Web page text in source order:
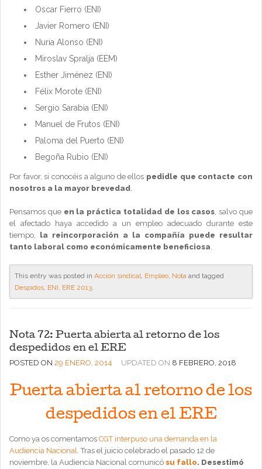
Oscar Fierro (ENI)
Javier Romero (ENI)
Nuria Alonso (ENI)
Miroslav Spralja (EEM)
Esther Jiménez (ENI)
Félix Morote (ENI)
Sergio Sarabia (ENI)
Manuel de Frutos (ENI)
Paloma del Puerto (ENI)
Begoña Rubio (ENI)
Por favor, si conocéis a alguno de ellos pedidle que contacte con
nosotros a la mayor brevedad.
Pensamos que en la práctica totalidad de los casos, salvo que
el afectado haya accedido a un empleo adecuado durante este
tiempo, la reincorporación a la compañía puede resultar
tanto laboral como económicamente beneficiosa.
This entry was posted in Acción sindical, Empleo, Nota and tagged
Despidos, ENI, ERE 2013.
Nota 72: Puerta abierta al retorno de los
despedidos en el ERE
POSTED ON 29 ENERO, 2014 UPDATED ON 8 FEBRERO, 2018
Puerta abierta al retorno de los
despedidos en el ERE
Como ya os comentamos CGT interpuso una demanda en la
Audiencia Nacional. Tras el juicio celebrado el pasado 12 de
noviembre, la Audiencia Nacional comunicó su fallo. Desestimó